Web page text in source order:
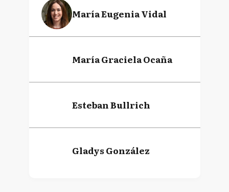
María Eugenia Vidal
María Graciela Ocaña
Esteban Bullrich
Gladys González